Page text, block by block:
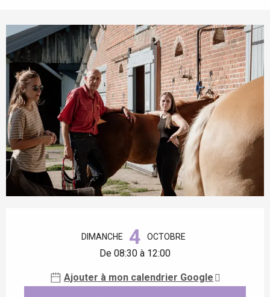
DIMANCHE 4 OCTOBRE
De 08:30 à 12:00
Ajouter à mon calendrier Google